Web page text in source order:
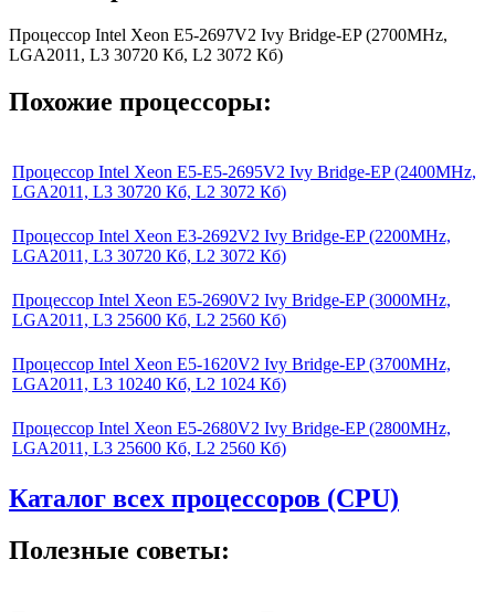
Процессор Intel Xeon E5-2697V2 Ivy Bridge-EP (2700MHz,
LGA2011, L3 30720 Кб, L2 3072 Кб)
Похожие процессоры:
Процессор Intel Xeon E5-E5-2695V2 Ivy Bridge-EP (2400MHz,
LGA2011, L3 30720 Кб, L2 3072 Кб)
Процессор Intel Xeon E3-2692V2 Ivy Bridge-EP (2200MHz,
LGA2011, L3 30720 Кб, L2 3072 Кб)
Процессор Intel Xeon E5-2690V2 Ivy Bridge-EP (3000MHz,
LGA2011, L3 25600 Кб, L2 2560 Кб)
Процессор Intel Xeon E5-1620V2 Ivy Bridge-EP (3700MHz,
LGA2011, L3 10240 Кб, L2 1024 Кб)
Процессор Intel Xeon E5-2680V2 Ivy Bridge-EP (2800MHz,
LGA2011, L3 25600 Кб, L2 2560 Кб)
Каталог всех процессоров (CPU)
Полезные советы: